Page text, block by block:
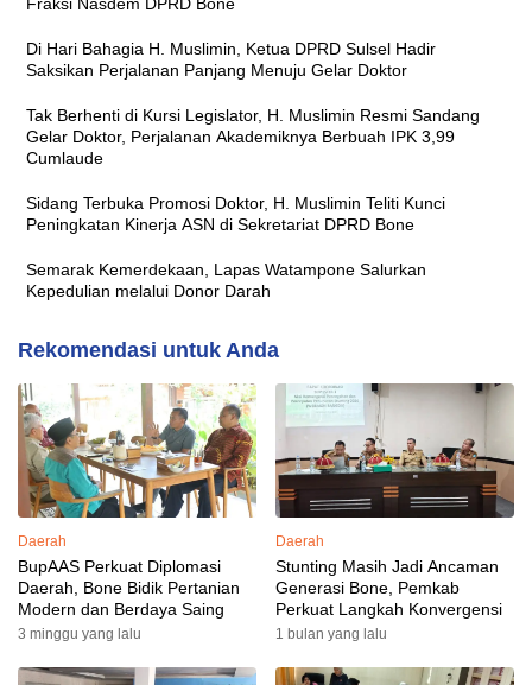
Di Hari Bahagia H. Muslimin, Ketua DPRD Sulsel Hadir
Saksikan Perjalanan Panjang Menuju Gelar Doktor
Tak Berhenti di Kursi Legislator, H. Muslimin Resmi Sandang
Gelar Doktor, Perjalanan Akademiknya Berbuah IPK 3,99
Cumlaude
Sidang Terbuka Promosi Doktor, H. Muslimin Teliti Kunci
Peningkatan Kinerja ASN di Sekretariat DPRD Bone
Semarak Kemerdekaan, Lapas Watampone Salurkan
Kepedulian melalui Donor Darah
Rekomendasi untuk Anda
Daerah
BupAAS Perkuat Diplomasi
Daerah, Bone Bidik Pertanian
Modern dan Berdaya Saing
3 minggu yang lalu
Daerah
Stunting Masih Jadi Ancaman
Generasi Bone, Pemkab
Perkuat Langkah Konvergensi
1 bulan yang lalu